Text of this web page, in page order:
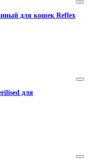
для кошек Reflex
для